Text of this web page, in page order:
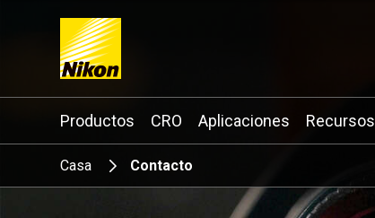
Search keyword(s)
Productos CRO Aplicaciones Recursos
Casa Contacto